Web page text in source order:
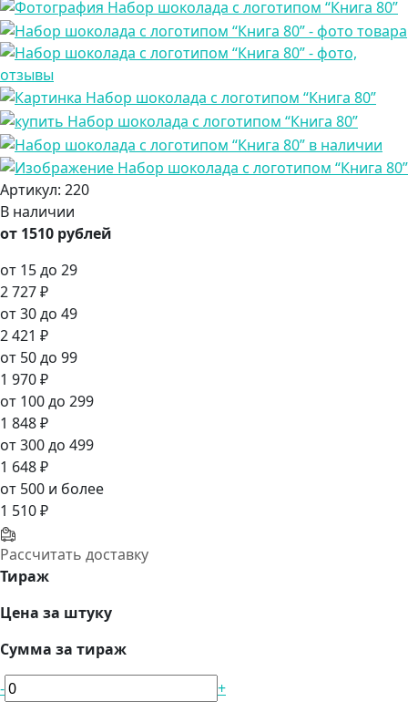
Артикул: 220
В наличии
от 1510 рублей
от 15 до 29
2 727 ₽
от 30 до 49
2 421 ₽
от 50 до 99
1 970 ₽
от 100 до 299
1 848 ₽
от 300 до 499
1 648 ₽
от 500 и более
1 510 ₽
Рассчитать доставку
Тираж
Цена за штуку
Сумма за тираж
-
+